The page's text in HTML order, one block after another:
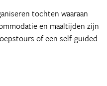
tochten waaraan
en maaltijden zijn
of een self-guided